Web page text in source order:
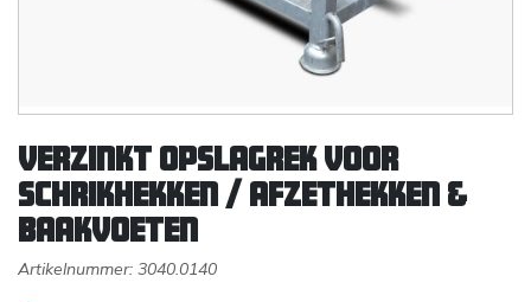
Verzinkt opslagrek voor
schrikhekken / afzethekken &
Baakvoeten
Artikelnummer: 3040.0140